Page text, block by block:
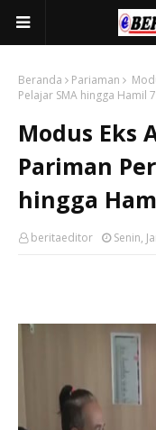
Beranda Pariaman
Pelajar SMA hingga Hamil
Modus Eks
Pariman
hingga
beritaeditor Senin,